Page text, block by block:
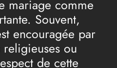
mariage comme
Souvent,
encouragée par
ou
de cette